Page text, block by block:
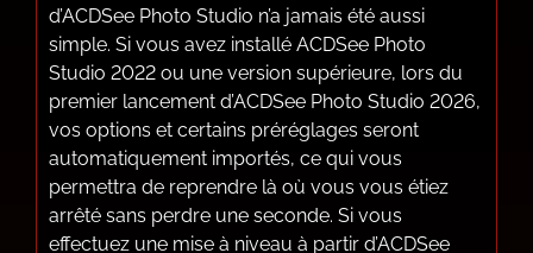
d’ACDSee Photo Studio n’a jamais été aussi
simple. Si vous avez installé ACDSee Photo
Studio 2022 ou une version supérieure, lors du
premier lancement d’ACDSee Photo Studio 2026,
vos options et certains préréglages seront
automatiquement importés, ce qui vous
permettra de reprendre là où vous vous étiez
arrêté sans perdre une seconde. Si vous
effectuez une mise à niveau à partir d’ACDSee